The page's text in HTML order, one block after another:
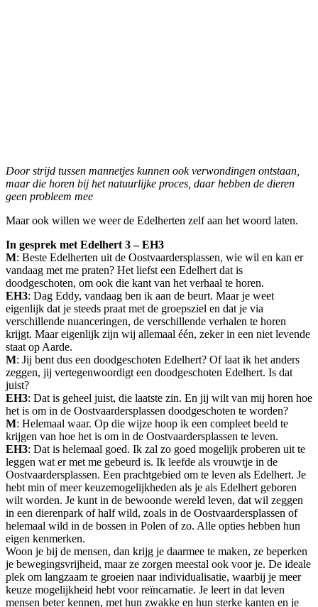
Door strijd tussen mannetjes kunnen ook verwondingen ontstaan,
maar die horen bij het natuurlijke proces, daar hebben de dieren
geen probleem mee
Maar ook willen we weer de Edelherten zelf aan het woord laten.
In gesprek met Edelhert 3 – EH3
M: Beste Edelherten uit de Oostvaardersplassen, wie wil en kan er
vandaag met me praten? Het liefst een Edelhert dat is
doodgeschoten, om ook die kant van het verhaal te horen.
EH3: Dag Eddy, vandaag ben ik aan de beurt. Maar je weet
eigenlijk dat je steeds praat met de groepsziel en dat je via
verschillende nuanceringen, de verschillende verhalen te horen
krijgt. Maar eigenlijk zijn wij allemaal één, zeker in een niet levende
staat op Aarde.
M: Jij bent dus een doodgeschoten Edelhert? Of laat ik het anders
zeggen, jij vertegenwoordigt een doodgeschoten Edelhert. Is dat
juist?
EH3: Dat is geheel juist, die laatste zin. En jij wilt van mij horen hoe
het is om in de Oostvaardersplassen doodgeschoten te worden?
M: Helemaal waar. Op die wijze hoop ik een compleet beeld te
krijgen van hoe het is om in de Oostvaardersplassen te leven.
EH3: Dat is helemaal goed. Ik zal zo goed mogelijk proberen uit te
leggen wat er met me gebeurd is. Ik leefde als vrouwtje in de
Oostvaardersplassen. Een prachtgebied om te leven als Edelhert. Je
hebt min of meer keuzemogelijkheden als je als Edelhert geboren
wilt worden. Je kunt in de bewoonde wereld leven, dat wil zeggen
in een dierenpark of half wild, zoals in de Oostvaardersplassen of
helemaal wild in de bossen in Polen of zo. Alle opties hebben hun
eigen kenmerken.
Woon je bij de mensen, dan krijg je daarmee te maken, ze beperken
je bewegingsvrijheid, maar ze zorgen meestal ook voor je. De ideale
plek om langzaam te groeien naar individualisatie, waarbij je meer
keuze mogelijkheid hebt voor reïncarnatie. Je leert in dat leven
mensen beter kennen, met hun zwakke en hun sterke kanten en je